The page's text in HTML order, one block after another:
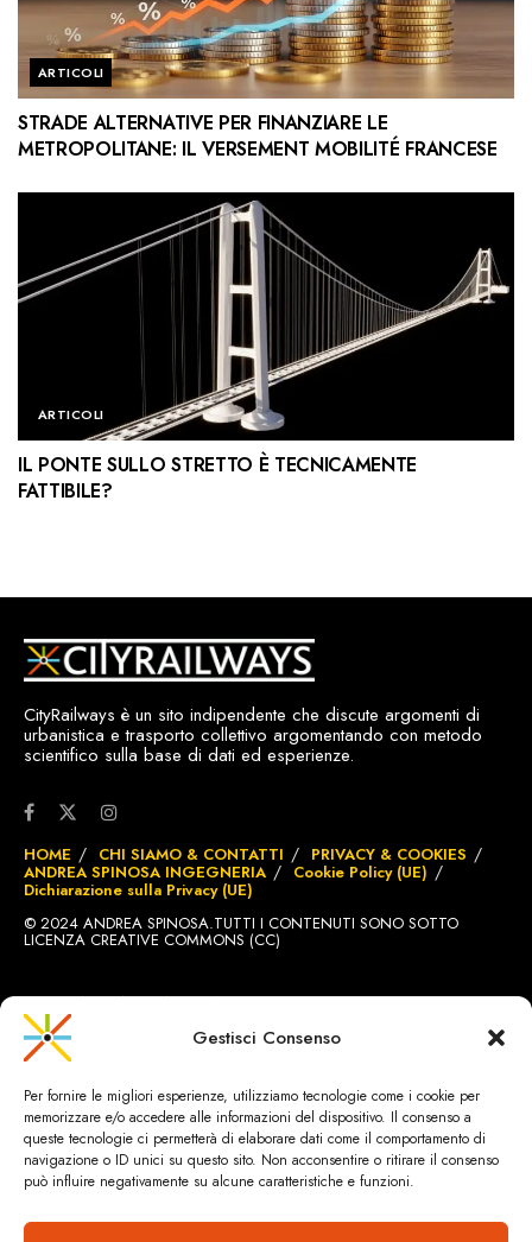
Gestisci Consenso
Per fornire le migliori esperienze, utilizziamo tecnologie come i cookie per
memorizzare e/o accedere alle informazioni del dispositivo. Il consenso a
queste tecnologie ci permetterà di elaborare dati come il comportamento di
navigazione o ID unici su questo sito. Non acconsentire o ritirare il consenso
può influire negativamente su alcune caratteristiche e funzioni.
ARTICOLI
STRADE ALTERNATIVE PER FINANZIARE LE
METROPOLITANE: IL VERSEMENT MOBILITÉ FRANCESE
ARTICOLI
IL PONTE SULLO STRETTO È TECNICAMENTE
FATTIBILE?
CityRailways è un sito indipendente che discute argomenti di
urbanistica e trasporto collettivo argomentando con metodo
scientifico sulla base di dati ed esperienze.
HOME CHI SIAMO & CONTATTI PRIVACY & COOKIES
ANDREA SPINOSA INGEGNERIA Cookie Policy (UE)
Dichiarazione sulla Privacy (UE)
© 2024 ANDREA SPINOSA.TUTTI I CONTENUTI SONO SOTTO
LICENZA CREATIVE COMMONS (CC)
SITO REALIZZATO DABRIGNOLE.CH